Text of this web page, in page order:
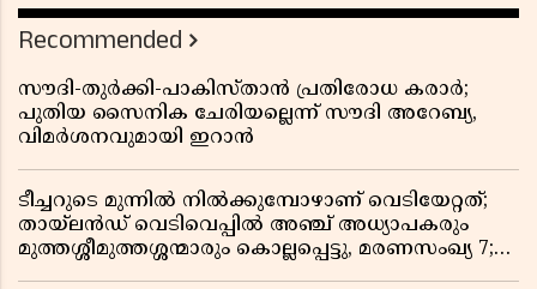
Recommended
സൗദി-തുർക്കി-പാകിസ്താൻ പ്രതിരോധ കരാർ;
പുതിയ സൈനിക ചേരിയല്ലെന്ന് സൗദി അറേബ്യ,
വിമർശനവുമായി ഇറാൻ
ടീച്ചറുടെ മുന്നിൽ നിൽക്കുമ്പോഴാണ് വെടിയേറ്റത്;
തായ്‌ലൻഡ് വെടിവെപ്പിൽ അഞ്ച് അധ്യാപകരും
മുത്തശ്ശീമുത്തശ്ശന്മാരും കൊല്ലപ്പെട്ടു, മരണസംഖ്യ 7;